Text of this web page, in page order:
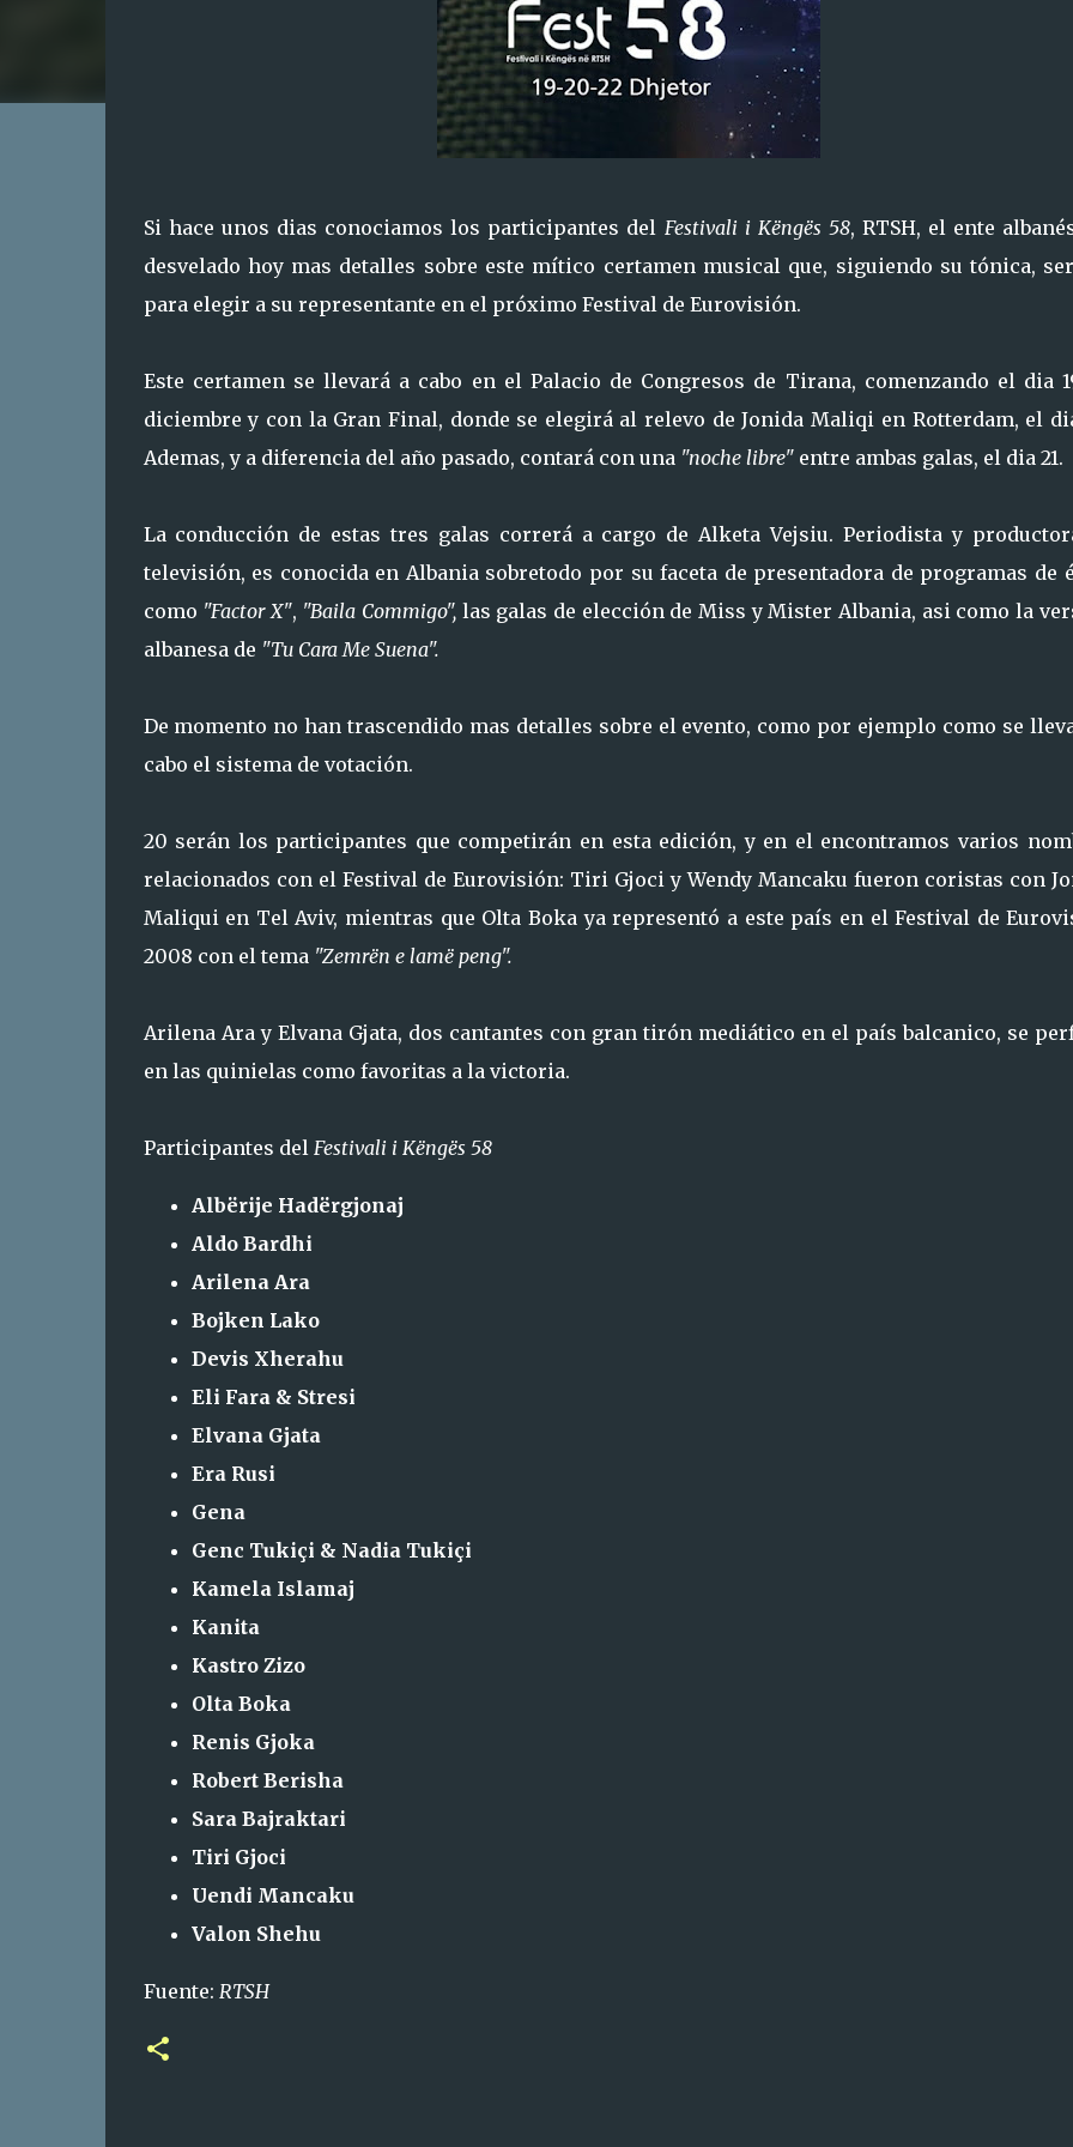
Si hace unos dias conociamos los participantes del Festivali i Këngës 58, RTSH, el ente
desvelado hoy mas detalles sobre este mítico certamen musical que, siguiendo su tónica,
para elegir a su representante en el próximo Festival de Eurovisión.
Este certamen se llevará a cabo en el Palacio de Congresos de Tirana, comenzando el dia
diciembre y con la Gran Final, donde se elegirá al relevo de Jonida Maliqi en Rotterdam, el
Ademas, y a diferencia del año pasado, contará con una"noche libre" entre ambas galas, el dia 21.
La conducción de estas tres galas correrá a cargo de Alketa Vejsiu. Periodista y
televisión, es conocida en Albania sobretodo por su faceta de presentadora de programas de
como "Factor X", "Baila Commigo", las galas de elección de Miss y Mister Albania, asi como la
albanesa de "Tu Cara Me Suena".
De momento no han trascendido mas detalles sobre el evento, como por ejemplo como se
cabo el sistema de votación.
20 serán los participantes que competirán en esta edición, y en el encontramos varios
relacionados con el Festival de Eurovisión: Tiri Gjoci y Wendy Mancaku fueron coristas con
Maliqui en Tel Aviv, mientras que Olta Boka ya representó a este país en el Festival de
2008 con el tema "Zemrën e lamë peng".
Arilena Ara y Elvana Gjata, dos cantantes con gran tirón mediático en el país balcanico, se
en las quinielas como favoritas a la victoria.
Participantes delFestivali i Këngës 58
Albërije Hadërgjonaj
Aldo Bardhi
Arilena Ara
Bojken Lako
Devis Xherahu
Eli Fara & Stresi
Elvana Gjata
Era Rusi
Gena
Genc Tukiçi & Nadia Tukiçi
Kamela Islamaj
Kanita
Kastro Zizo
Olta Boka
Renis Gjoka
Robert Berisha
Sara Bajraktari
Tiri Gjoci
Uendi Mancaku
Valon Shehu
Fuente: RTSH